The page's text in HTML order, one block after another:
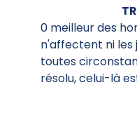
0 meilleur des
n'affectent ni les
toutes
résolu, celui-là